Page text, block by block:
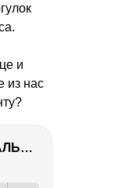
и
из нас
Sony Alpha 7 IV – ФИНАЛЬНЫЙ ОБЗОР